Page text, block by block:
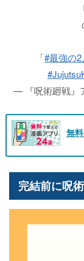
「#最強の2
— 『呪術廻戦』
無
完結前に呪